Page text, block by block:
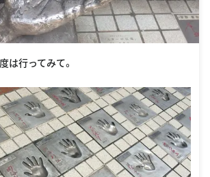
は行ってみて。